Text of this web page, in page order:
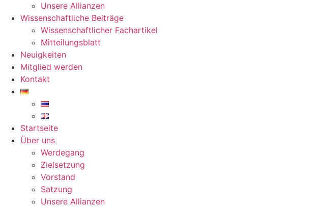
Unsere Allianzen
Wissenschaftliche Beiträge
Wissenschaftlicher Fachartikel
Mitteilungsblatt
Neuigkeiten
Mitglied werden
Kontakt
Startseite
Über uns
Werdegang
Zielsetzung
Vorstand
Satzung
Unsere Allianzen